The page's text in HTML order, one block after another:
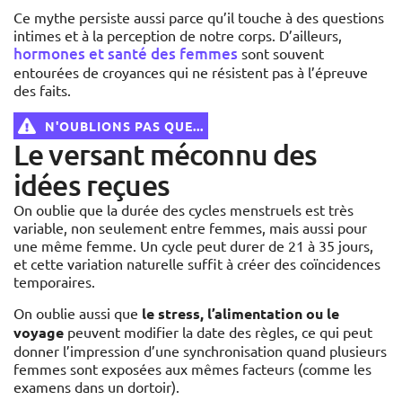
Ce mythe persiste aussi parce qu’il touche à des questions
intimes et à la perception de notre corps. D’ailleurs,
hormones et santé des femmes sont souvent
entourées de croyances qui ne résistent pas à l’épreuve
des faits.
N'OUBLIONS PAS QUE...
Le versant méconnu des
idées reçues
On oublie que la durée des cycles menstruels est très
variable, non seulement entre femmes, mais aussi pour
une même femme. Un cycle peut durer de 21 à 35 jours,
et cette variation naturelle suffit à créer des coïncidences
temporaires.
On oublie aussi que le stress, l’alimentation ou le
voyage peuvent modifier la date des règles, ce qui peut
donner l’impression d’une synchronisation quand plusieurs
femmes sont exposées aux mêmes facteurs (comme les
examens dans un dortoir).